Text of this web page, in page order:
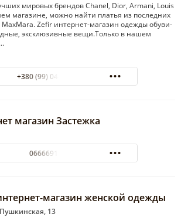
мировых брендов Chanel, Dior, Armani, Louis
магазине, можно найти платья из последних
Zefir интернет-магазин одежды обуви-
эксклюзивные вещи.Только в нашем
+380 (99) 048-10-44
магазин Застежка
0666691824
магазин женской одежды
13